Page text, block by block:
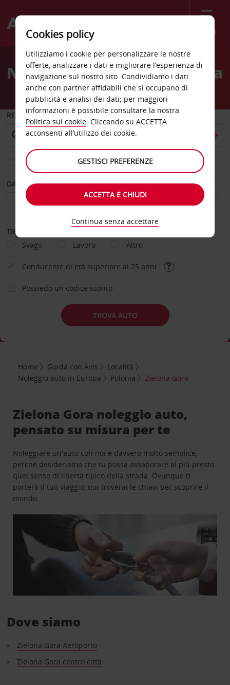
Menù
Welcome
AvisNoleggio auto Zielona Gora
RITIRO DA
Scegli una località di riconsegna diversa
DAL GIORNO AL GIORNO
TIPOLOGIA DI NOLEGGIO
Svago
Lavoro Altro
Conducente di età superiore ai 25 anni
Possiedo un codice sconto
TROVA AUTO
Home Guida con Avis
Località
Noleggio auto in Europa
Polonia Zielona Gora
Zielona Gora noleggio auto,
pensato su misura per te
Noleggiare un'auto con noi è davvero molto semplice,
perché desideriamo che tu possa assaporare al più presto
quel senso di libertà tipico della strada. Ovunque ti
porterà il tuo viaggio, qui troverai le chiavi per scoprire il
mondo.
Dove siamo
Zielona Gora Aeroporto
Zielona Gora centro città
Cookies policy
Utilizziamo i cookie per personalizzare le nostre
offerte, analizzare i dati e migliorare l’esperienza di
navigazione sul nostro sito. Condividiamo i dati
anche con partner affidabili che si occupano di
pubblicità e analisi dei dati; per maggiori
informazioni è possibile consultare la nostra
Politica sui cookie. Cliccando su ACCETTA
acconsenti all’utilizzo dei cookie.
GESTISCI PREFERENZE
ACCETTA E CHIUDI
Continua senza accettare